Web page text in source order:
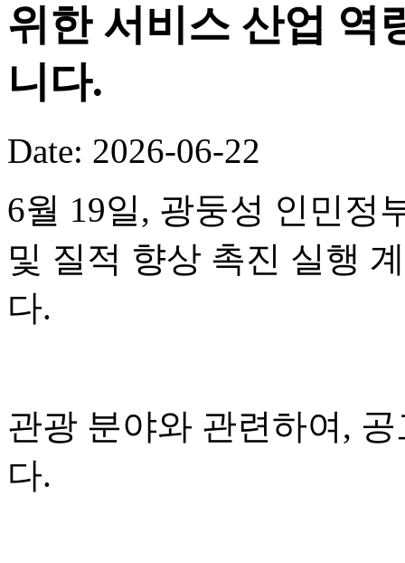
위한 서비스 산업 역
니다.
Date: 2026-06-22
6월 19일, 광둥성 인민정
및 질적 향상 촉진 실행
다.
관광 분야와 관련하여,
다.